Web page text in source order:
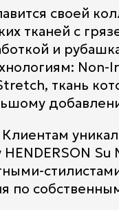
своей
тканей с
и
Non-
ткань
Su
по